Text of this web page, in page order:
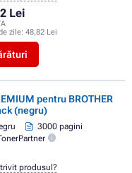
Lei
zile: 48,82 Lei
pentru BROTHER
(negru)
3000 pagini
produsul?